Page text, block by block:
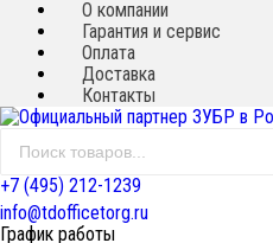
О компании
Гарантия и сервис
Оплата
Доставка
Контакты
+7 (495) 212-1239
info@tdofficetorg.ru
График работы